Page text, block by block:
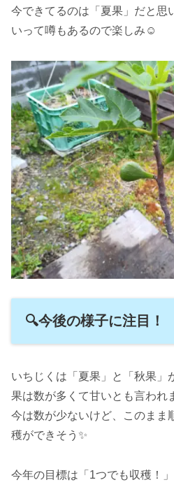
今できてるのは「夏果」だと思
いって噂もあるので楽しみ☺️
🔍今後の様子に注目！
いちじくは「夏果」と「秋果」
果は数が多くて甘いとも言われ
今は数が少ないけど、このまま
穫ができそう✨
今年の目標は「1つでも収穫！」